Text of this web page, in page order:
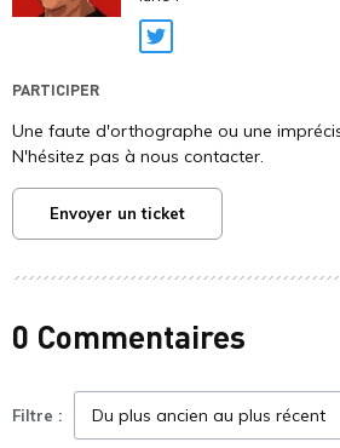
Twitter
PARTICIPER
Une faute d'orthographe ou une
N'hésitez pas à nous contacter.
Envoyer un ticket
0 Commentaires
Filtre :